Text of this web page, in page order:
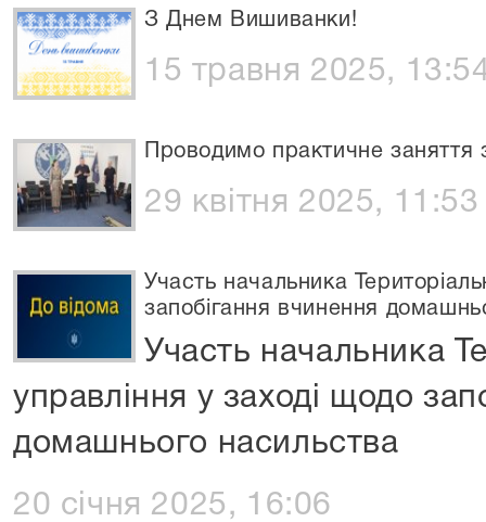
З Днем Вишиванки!
15 травня 2025,
Проводимо практичне заняття
29 квітня 2025, 11:53
Участь начальника
запобігання вчинення
Участь начальника
управління у заході щодо
домашнього насильства
20 січня 2025, 16:06